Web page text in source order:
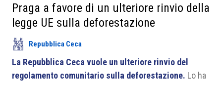
Soci
Partner
Progetti
Area riservata
Praga a favore di un ulteriore rinvio della
legge UE sulla deforestazione
Repubblica Ceca
La Repubblica Ceca vuole un ulteriore rinvio del
regolamento comunitario sulla deforestazione. Lo ha